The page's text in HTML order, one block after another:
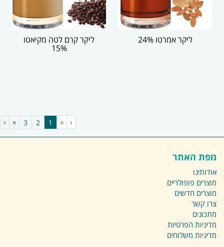
ליקר אמרטו 24% ליקר קרם לטה מקיאטו
15%
‹
«
1
2
3
»
›
מפת האתר
אודותינו
מוצרים פופולריים
מוצרים חדשים
צרו קשר
מתכונים
מדיניות הפרטיות
מדיניות משלוחים